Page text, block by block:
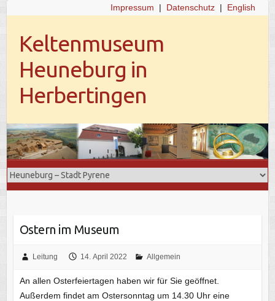
Impressum | Datenschutz| English
Keltenmuseum
Heuneburg in
Herbertingen
Ostern im Museum
Leitung 14. April 2022 Allgemein
An allen Osterfeiertagen haben wir für Sie geöffnet.
Außerdem findet am Ostersonntag um 14.30 Uhr eine